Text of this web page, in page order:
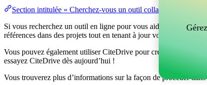
Section intitulée « Cherchez-vous un outil collaboratif en
Si vous recherchez un outil en ligne pour vous aider à gérer vos
références dans des projets tout en tenant à jour vos entrées
Vous pouvez également utiliser CiteDrive pour créer des
essayez CiteDrive dès aujourd’hui !
Vous trouverez plus d’informations sur la façon de procéder